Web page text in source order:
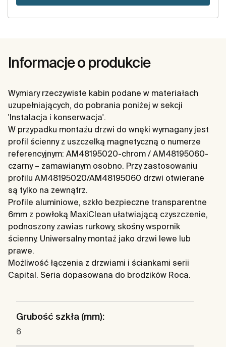
Informacje o produkcie
Wymiary rzeczywiste kabin podane w materiałach
uzupełniających, do pobrania poniżej w sekcji
'Instalacja i konserwacja'.
W przypadku montażu drzwi do wnęki wymagany jest
profil ścienny z uszczelką magnetyczną o numerze
referencyjnym: AM48195020-chrom / AM48195060-
czarny – zamawianym osobno. Przy zastosowaniu
profilu AM48195020/AM48195060 drzwi otwierane
są tylko na zewnątrz.
Profile aluminiowe, szkło bezpieczne transparentne
6mm z powłoką MaxiClean ułatwiającą czyszczenie,
podnoszony zawias rurkowy, skośny wspornik
ścienny. Uniwersalny montaż jako drzwi lewe lub
prawe.
Możliwość łączenia z drzwiami i ściankami serii
Capital. Seria dopasowana do brodzików Roca.
Grubość szkła (mm):
6